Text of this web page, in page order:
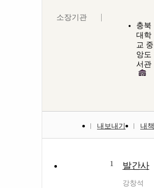
소장기관
충북
대학
교 중
앙도
서관
내보내기 내
1 발간사
강창석